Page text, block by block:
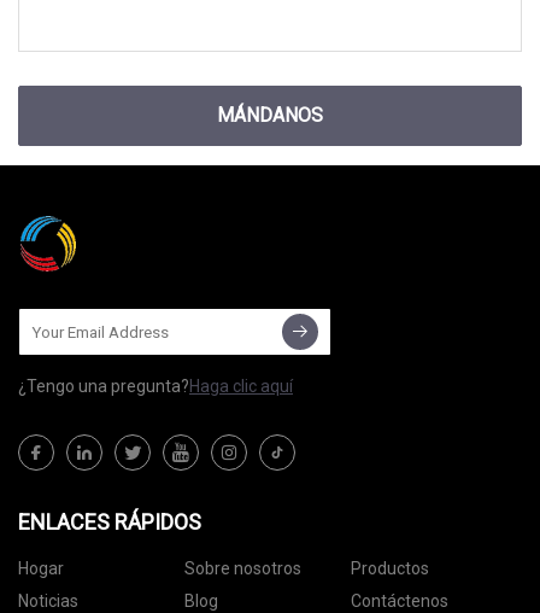
MÁNDANOS
¿Tengo una pregunta?Haga clic aquí
ENLACES RÁPIDOS
Hogar Sobre nosotros
Productos
Noticias
Blog Contáctenos